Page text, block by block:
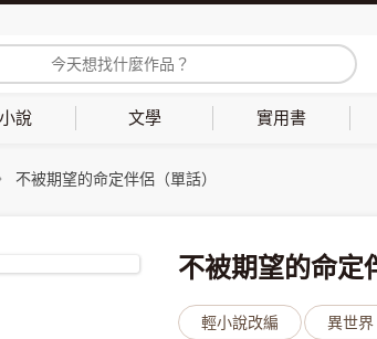
說 文學 實用書
不被期望的命定伴侶（單話）
不被期望的命定
輕小說改編 異世界